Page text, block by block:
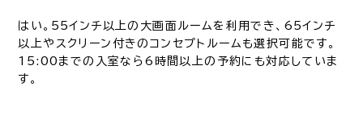
はい。55インチ以上の大画面ルームを利用でき、65インチ
以上やスクリーン付きのコンセプトルームも選択可能です。
15:00までの入室なら6時間以上の予約にも対応していま
す。